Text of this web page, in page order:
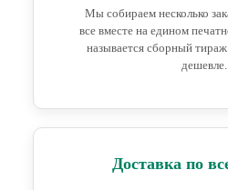
Мы собираем несколько
все вместе на едином
называется сборный
дешевле.
Доставка по